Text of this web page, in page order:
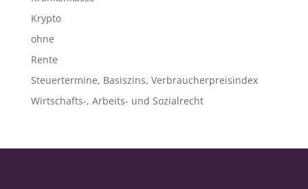
Krypto
ohne
Rente
Steuertermine, Basiszins, Verbraucherpreisindex
Wirtschafts-, Arbeits- und Sozialrecht